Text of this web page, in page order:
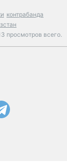
контрабанда
просмотров всего.